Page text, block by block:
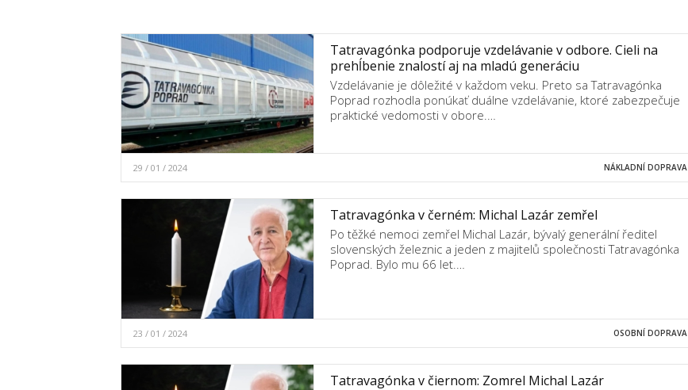
Tatravagónka podporuje vzdelávanie v odbore. Cieli na
prehĺbenie znalostí aj na mladú generáciu
Vzdelávanie je dôležité v každom veku. Preto sa Tatravagónka
Poprad rozhodla ponúkať duálne vzdelávanie, ktoré zabezpečuje
praktické vedomosti v obore.…
29 / 01 / 2024 NÁKLADNÍ DOPRAVA
Tatravagónka v černém: Michal Lazár zemřel
Po těžké nemoci zemřel Michal Lazár, bývalý generální ředitel
slovenských železnic a jeden z majitelů společnosti Tatravagónka
Poprad. Bylo mu 66 let.…
23 / 01 / 2024 OSOBNÍ DOPRAVA
Tatravagónka v čiernom: Zomrel Michal Lazár